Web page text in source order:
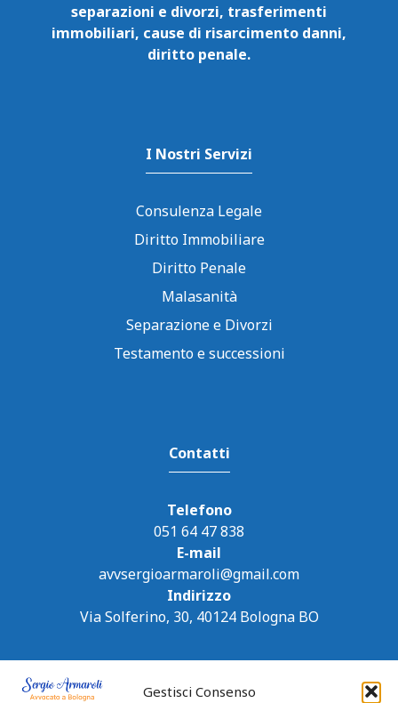
Gestisci Consenso
separazioni e divorzi, trasferimenti
immobiliari, cause di risarcimento danni,
diritto penale.
I Nostri Servizi
Consulenza Legale
Diritto Immobiliare
Diritto Penale
Malasanità
Separazione e Divorzi
Testamento e successioni
Contatti
Telefono
051 64 47 838
E-mail
avvsergioarmaroli@gmail.com
Indirizzo
Via Solferino, 30, 40124 Bologna BO